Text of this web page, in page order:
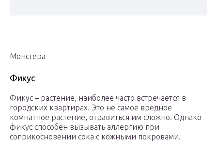
Монстера
Фикус
Фикус – растение, наиболее часто встречается в
городских квартирах. Это не самое вредное
комнатное растение, отравиться им сложно. Однако
фикус способен вызывать аллергию при
соприкосновении сока с кожными покровами.